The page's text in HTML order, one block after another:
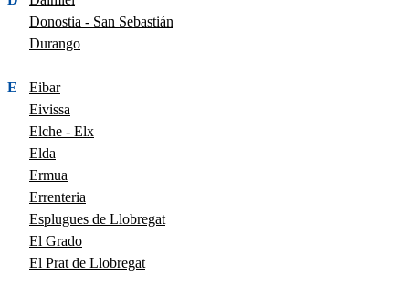
Donostia - San Sebastián
Durango
E
Eibar
Eivissa
Elche - Elx
Elda
Ermua
Errenteria
Esplugues de Llobregat
El Grado
El Prat de Llobregat